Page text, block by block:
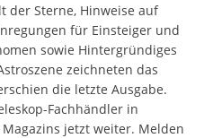
der Sterne, Hinweise auf
für Einsteiger und
sowie Hintergründiges
zeichneten das
die letzte Ausgabe.
Fachhändler in
jetzt weiter. Melden